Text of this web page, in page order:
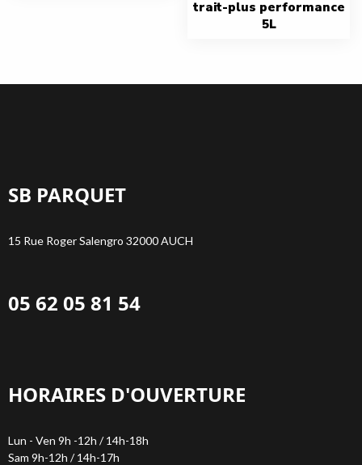
trait-plus performance
5L
SB PARQUET
15 Rue Roger Salengro 32000 AUCH
05 62 05 81 54
HORAIRES D'OUVERTURE
Lun - Ven 9h -12h / 14h-18h
Sam 9h-12h / 14h-17h